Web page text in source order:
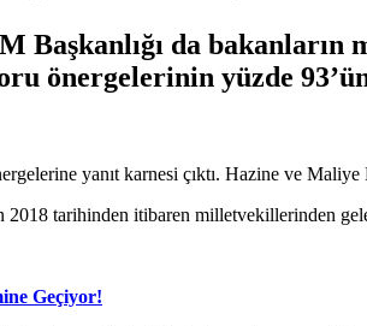
Başkanlığı da
önergelerinin yüzde
yanıt karnesi çıktı. Hazine ve Maliye
2018 tarihinden itibaren milletvekillerinden
Geçiyor!